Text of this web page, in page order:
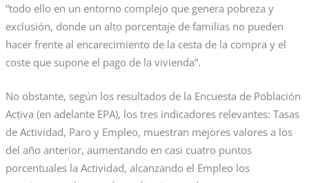
“todo ello en un entorno complejo que genera pobreza y
exclusión, donde un alto porcentaje de familias no pueden
hacer frente al encarecimiento de la cesta de la compra y el
coste que supone el pago de la vivienda”.
No obstante, según los resultados de la Encuesta de Población
Activa (en adelante EPA), los tres indicadores relevantes: Tasas
de Actividad, Paro y Empleo, muestran mejores valores a los
del año anterior, aumentando en casi cuatro puntos
porcentuales la Actividad, alcanzando el Empleo los